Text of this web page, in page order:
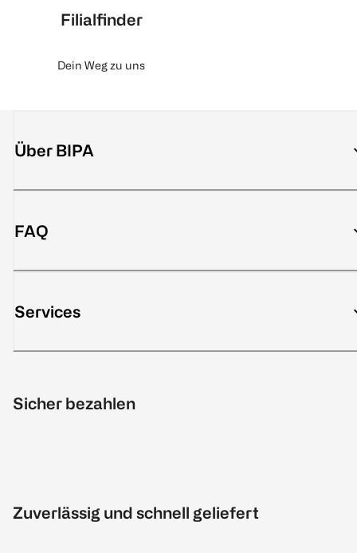
Filialfinder
Dein Weg zu uns
Über BIPA
FAQ
Services
Sicher bezahlen
Zuverlässig und schnell geliefert